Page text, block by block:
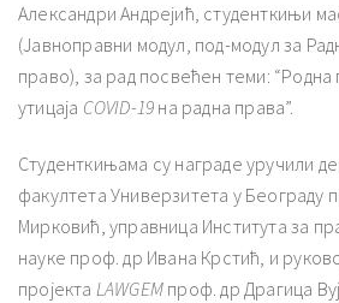
Александри Андрејић, студенткињи
(Јавноправни модул, под-модул за
право), за рад посвећен теми: “Родна
утицаја COVID-19 на радна права”.
Студенткињама су награде уручили
факултета Универзитета у Београду
Мирковић, управница Института за
науке проф. др Ивана Крстић, и
пројекта LAWGEM проф. др Драгица